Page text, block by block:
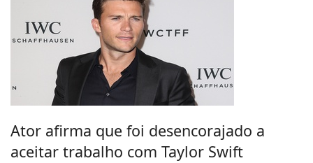
Ator afirma que foi desencorajado a
aceitar trabalho com Taylor Swift